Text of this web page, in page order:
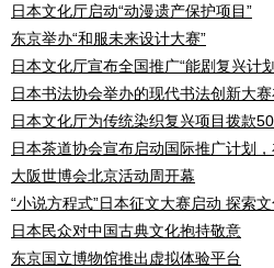
日本文化厅启动“动漫遗产保护项目”
东京举办“和服未来设计大赛”
日本文化厅宣布全国推广“能剧复兴计
日本书法协会举办的现代书法创新大
日本文化厅为传统染织复兴项目拨款
日本茶道协会宣布启动国际推广计划
大阪世博会北京活动周开幕
“小说方程式”日本征文大赛启动 探索
日本民众对中国古典文化抱持敬意
东京国立博物馆推出虚拟体验平台